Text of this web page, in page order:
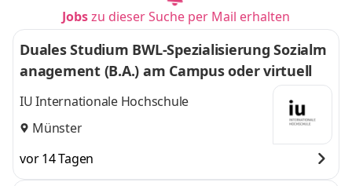
Jobszu dieser Suche per Mail erhalten
Duales Studium BWL-Spezialisierung Sozialm
anagement (B.A.) am Campus oder virtuell
IU Internationale Hochschule
Münster
vor 14 Tagen